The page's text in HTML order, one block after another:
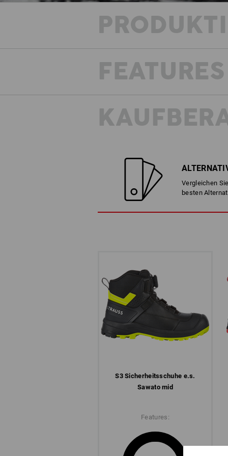
FEATURES
Vergleichen
besten
S3 Sicherheits­schuhe e.s.
Sawato mid
Features: